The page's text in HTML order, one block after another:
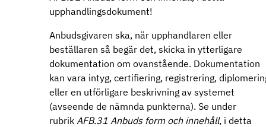
upphandlingsdokument!
Anbudsgivaren ska, när upphandlaren eller
beställaren så begär det, skicka in ytterligare
dokumentation om ovanstående. Dokumentation
kan vara intyg, certifiering, registrering,
eller en utförligare beskrivning av systemet
(avseende de nämnda punkterna). Se under
rubrik AFB.31 Anbuds form och innehåll, i detta